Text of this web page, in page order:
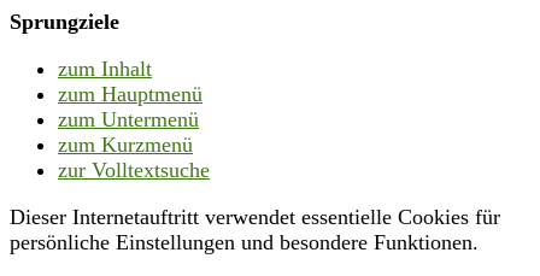
Sprungziele
zum Inhalt
zum Hauptmenü
zum Untermenü
zum Kurzmenü
zur Volltextsuche
Dieser Internetauftritt verwendet essentielle Cookies für
persönliche Einstellungen und besondere Funktionen.